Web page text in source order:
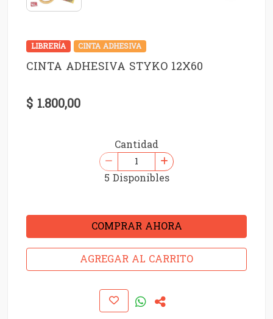
LIBRERÍA CINTA ADHESIVA
CINTA ADHESIVA STYKO 12X60
$ 1.800,00
Cantidad
5 Disponibles
COMPRAR AHORA
AGREGAR AL CARRITO